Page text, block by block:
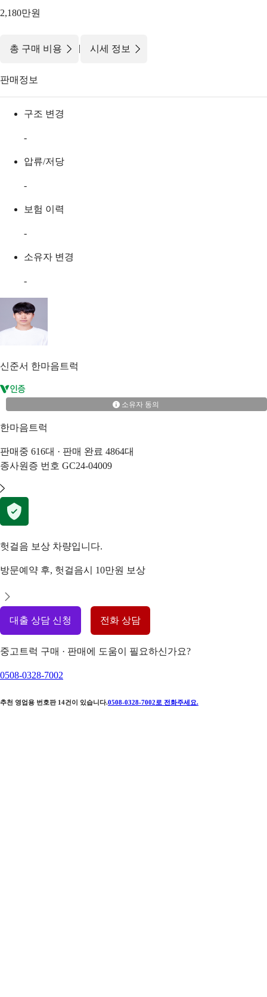
2,180만원
총 구매 비용 | 시세 정보
판매정보
구조 변경
-
압류/저당
-
보험 이력
-
소유자 변경
-
신준서 한마음트럭
소유자 동의
한마음트럭
판매중 616대 · 판매 완료 4864대
종사원증 번호 GC24-04009
헛걸음 보상 차량입니다.
방문예약 후, 헛걸음시 10만원 보상
대출 상담 신청 전화 상담
중고트럭 구매 · 판매에 도움이 필요하신가요?
0508-0328-7002
추천 영업용 번호판 14건이 있습니다.0508-0328-7002 로 전화주세요.